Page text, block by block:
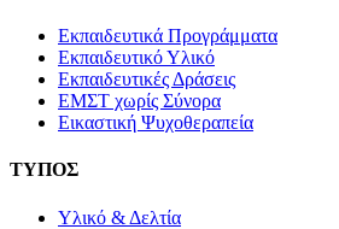
Εκπαιδευτικά Προγράμματα
Εκπαιδευτικό Υλικό
Εκπαιδευτικές Δράσεις
ΕΜΣΤ χωρίς Σύνορα
Εικαστική Ψυχοθεραπεία
ΤΥΠΟΣ
Υλικό & Δελτία